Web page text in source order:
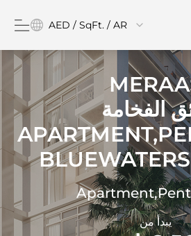
AED / SqFt. / AR
الفخامة
يبدأ من